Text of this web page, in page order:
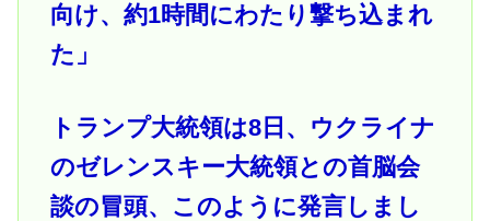
向け、約1時間にわたり撃ち込まれ
た」
トランプ大統領は8日、ウクライナ
のゼレンスキー大統領との首脳会
談の冒頭、このように発言しまし